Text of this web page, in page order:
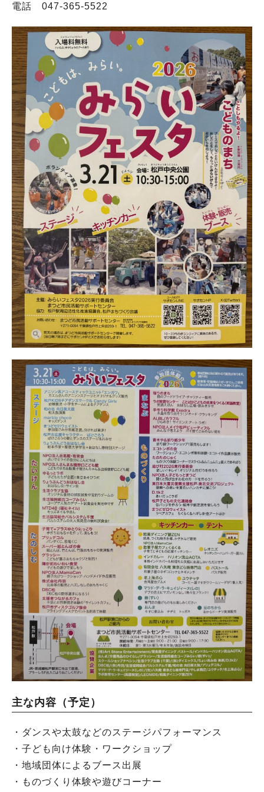
電話 047-365-5522
主な内容（予定）
・ダンスや太鼓などのステージパフォーマンス
・子ども向け体験・ワークショップ
・地域団体によるブース出展
・ものづくり体験や遊びコーナー